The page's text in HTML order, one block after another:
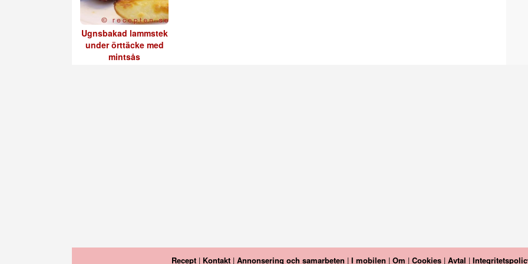
Ugnsbakad lammstek
under örttäcke med
mintsås
Recept| Kontakt| Annonsering och samarbeten | I mobilen | Om | Cookies| Avtal |